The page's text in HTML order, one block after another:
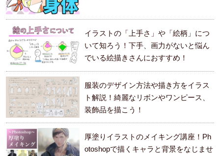
イラストの「上手さ」や「絵柄」につ
いて知ろう！下手、画力がないと悩ん
でいる絵描きさんにおすすめ！
服装のデザイン方法や描き方をイラス
ト解説！綺麗なリボンやワンピース、
装飾品を描こう！
厚塗りイラストのメイキング講座！Ph
otoshopで描くキャラと背景をなじませ